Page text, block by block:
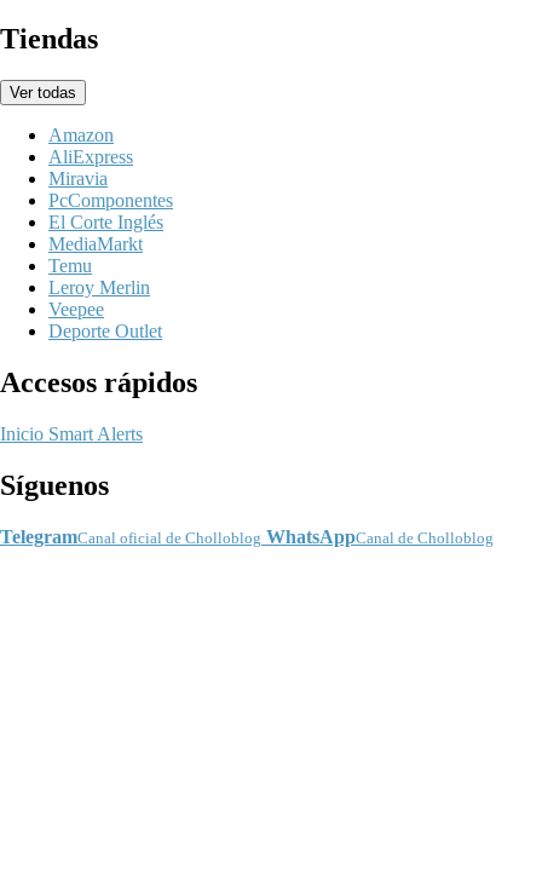
Tiendas
Ver todas
Amazon
AliExpress
Miravia
PcComponentes
El Corte Inglés
MediaMarkt
Temu
Leroy Merlin
Veepee
Deporte Outlet
Accesos rápidos
Inicio Smart Alerts
Síguenos
TelegramCanal oficial de Cholloblog WhatsAppCanal de Cholloblog